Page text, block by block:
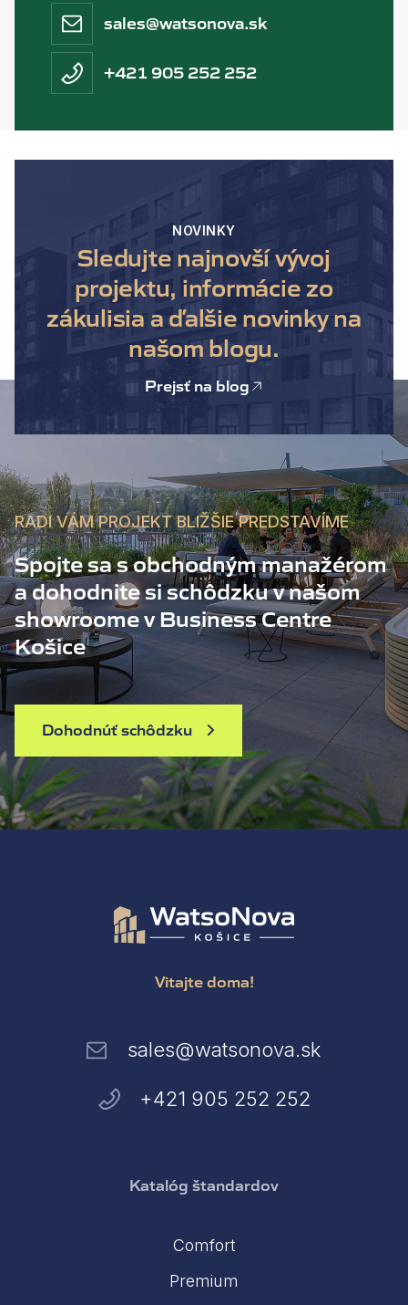
sales@watsonova.sk
+421 905 252 252
NOVINKY
Sledujte najnovší vývoj
projektu, informácie zo
zákulisia a ďalšie novinky na
našom blogu.
Prejsť na blog
RADI VÁM PROJEKT BLIŽŠIE PREDSTAVÍME
Spojte sa s obchodným manažérom
a dohodnite si schôdzku v našom
showroome v Business Centre
Košice
Dohodnúť schôdzku
Vitajte doma!
sales@watsonova.sk
+421 905 252 252
Katalóg štandardov
Comfort
Premium